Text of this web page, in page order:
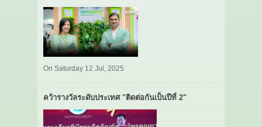
On Saturday 12 Jul, 2025
คว้ารางวัลระดับประเทศ "ติดต่อกันเป็นปีที่ 2"